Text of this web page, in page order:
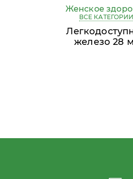
Женское
ВСЕ КАТЕГОРИИ
железо 28